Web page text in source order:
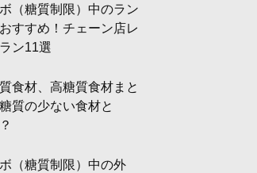
（糖質制限）中のラン
すすめ！チェーン店レ
ン11選
食材、高糖質食材まと
質の少ない食材と
（糖質制限）中の外